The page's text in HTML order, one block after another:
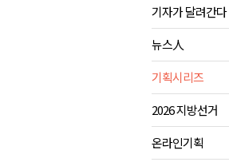
기자가 달려간다
뉴스人
기획시리즈
2026 지방선거
온라인기획